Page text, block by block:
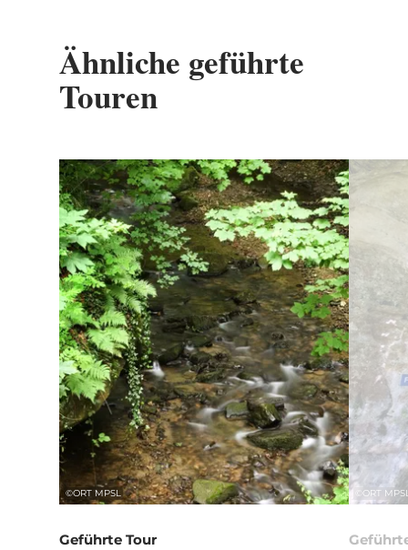
Ähnliche geführte
Touren
©ORT MPSL
Geführte Tour
ORT